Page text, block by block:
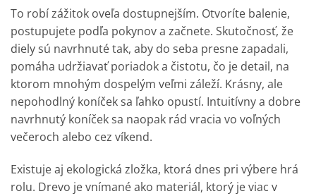
To robí zážitok oveľa dostupnejším. Otvoríte balenie,
postupujete podľa pokynov a začnete. Skutočnosť, že
diely sú navrhnuté tak, aby do seba presne zapadali,
pomáha udržiavať poriadok a čistotu, čo je detail, na
ktorom mnohým dospelým veľmi záleží. Krásny, ale
nepohodlný koníček sa ľahko opustí. Intuitívny a dobre
navrhnutý koníček sa naopak rád vracia vo voľných
večeroch alebo cez víkend.
Existuje aj ekologická zložka, ktorá dnes pri výbere hrá
rolu. Drevo je vnímané ako materiál, ktorý je viac v